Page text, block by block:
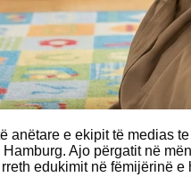
anëtare e ekipit të medias te
Hamburg. Ajo përgatit në
edukimit në fëmijërinë e